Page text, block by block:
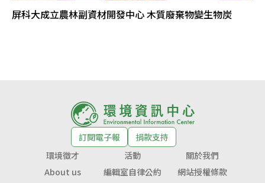
屏科大成立農林副資材開發中心 木質廢棄物變生物炭
訂閱電子報
捐款支持
環境徵才
活動
關於我們
About us
編輯室自律公約
網站授權條款